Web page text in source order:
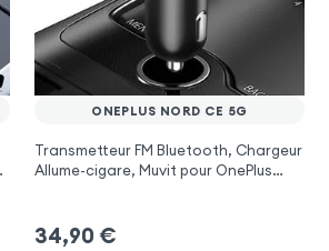
ONEPLUS NORD CE 5G
Transmetteur FM Bluetooth, Chargeur
Allume-cigare, Muvit pour OnePlus
34,90 €